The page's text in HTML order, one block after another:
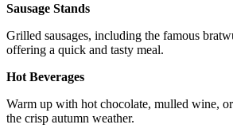
Sausage Stands
Grilled sausages, including the famous
offering a quick and tasty meal.
Hot Beverages
Warm up with hot chocolate, mulled wine,
the crisp autumn weather.